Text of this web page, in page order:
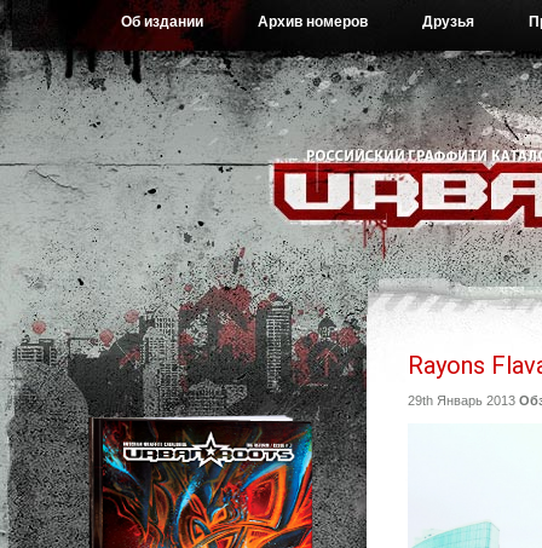
Об издании Архив номеров Друзья
Rayons
29th Январь 2013